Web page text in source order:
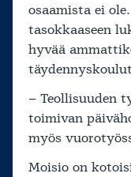
osaamista ei
tasokkaaseen
hyvää
– Teollisuuden
toimivan
myös
Moisio on